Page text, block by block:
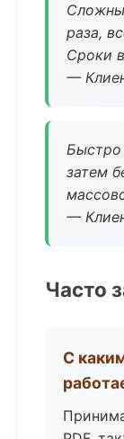
раза,
Сроки
—
Быстро
затем
—
Часто
С